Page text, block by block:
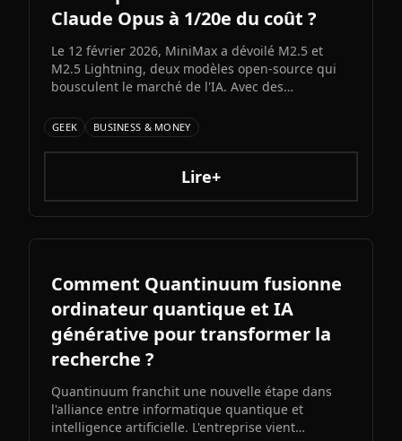
Claude Opus à 1/20e du coût ?
Le 12 février 2026, MiniMax a dévoilé M2.5 et
M2.5 Lightning, deux modèles open-source qui
bousculent le marché de l'IA. Avec des
coding et un coût 20 fois inférieur à Claude Opus
4.6, ces nouveaux venus chinois redéfinissent le
rapport qualité-prix dans l'IA générative.
GEEK BUSINESS & MONEY
Lire+
Comment Quantinuum fusionne
ordinateur quantique et IA
générative pour transformer la
recherche ?
Quantinuum franchit une nouvelle étape dans
l'alliance entre informatique quantique et
intelligence artificielle. L'entreprise vient